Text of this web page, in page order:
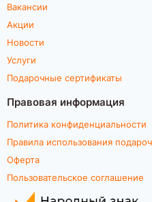
Вакансии
Акции
Новости
Услуги
Подарочные сертификаты
Правовая информация
Политика конфиденциальности
Правила использования
Оферта
Пользовательское соглашение